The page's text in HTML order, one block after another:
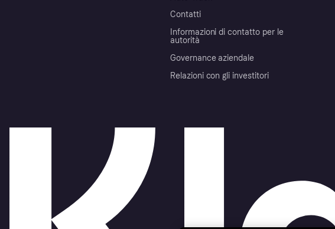
Contatti
Informazioni di contatto per le
autorità
Governance aziendale
Relazioni con gli investitori